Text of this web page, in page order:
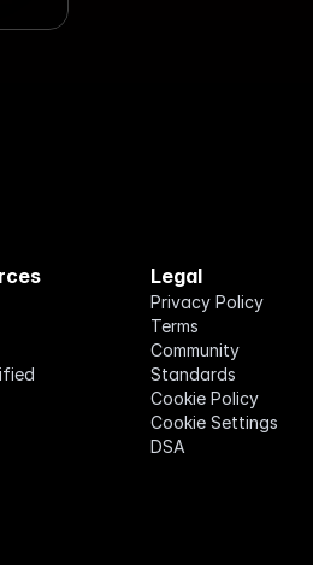
Legal
Privacy Policy
Terms
Community
Standards
Cookie Policy
Cookie Settings
DSA